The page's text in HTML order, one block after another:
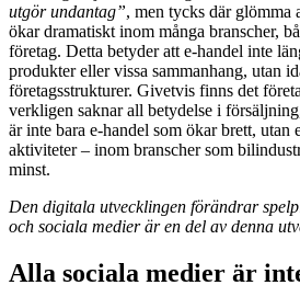
utgör undantag”, men tycks där glömma
ökar dramatiskt inom många branscher,
företag. Detta betyder att e-handel inte
produkter eller vissa sammanhang, utan
företagsstrukturer. Givetvis finns det
verkligen saknar all betydelse i
är inte bara e-handel som ökar brett, utan
aktiviteter – inom branscher som
minst.
Den digitala utvecklingen förändrar
och sociala medier är en del av denna
Alla sociala medier är